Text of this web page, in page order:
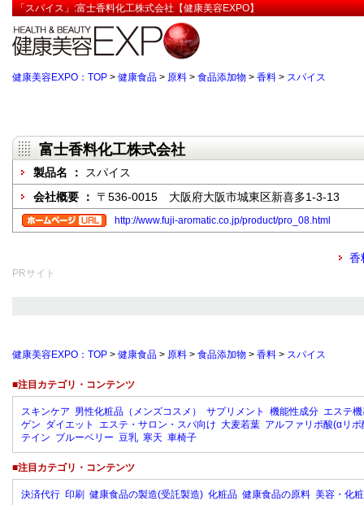
「スパイス」:富士香料化工株式会社【健康美容EXPO】
健康美容EXPO：TOP > 健康食品 > 原料 > 食品添加物 > 香料 > スパイス
富士香料化工株式会社
製品名 ：
スパイス
会社概要 ： 〒536-0015 大阪府大阪市城東区新喜多1-3-13
http://www.fuji-aromatic.co.jp/product/pro_08.html
香
PRサイト
健康美容EXPO：TOP > 健康食品 > 原料 > 食品添加物 > 香料 > スパイス
■注目カテゴリ・コンテンツ
スキンケア 男性化粧品（メンズコスメ） サプリメント 機能性成分 エステ
ゲン ダイエット エステ・サロン・スパ向け 大麦若葉 アルファリポ酸(αリポ
テイン ブルーベリー 豆乳 寒天 車椅子
■注目カテゴリ・コンテンツ
決済代行 印刷 健康食品の製造(受託製造) 化粧品 健康食品の原料 美容・化